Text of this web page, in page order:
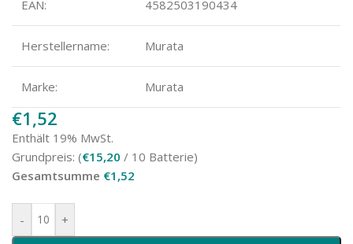
EAN: 4582503190434
Herstellername: Murata
Marke: Murata
€1,52
Enthält 19% MwSt.
Grundpreis: (€15,20 / 10 Batterie)
Gesamtsumme €1,52
- +